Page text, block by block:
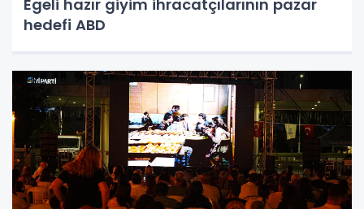
Egeli hazır giyim ihracatçılarının pazar
hedefi ABD